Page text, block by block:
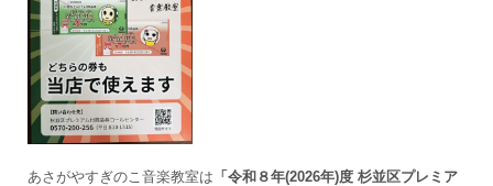
あさがやすぎのこ音楽教室は 「令和８年(2026年)度 杉並区プレミア